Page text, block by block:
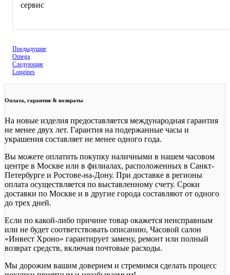
сервис
Предыдущие
Omega
Следующие
Longines
Оплата, гарантия & возвраты
На новые изделия предоставляется международная гарантия
не менее двух лет. Гарантия на подержанные часы и
украшения составляет не менее одного года.
Вы можете оплатить покупку наличными в нашем часовом
центре в Москве или в филиалах, расположенных в Санкт-
Петербурге и Ростове-на-Дону. При доставке в регионы
оплата осуществляется по выставленному счету. Сроки
доставки по Москве и в другие города составляют от одного
до трех дней.
Если по какой-либо причине товар окажется неисправным
или не будет соответствовать описанию, Часовой салон
«Инвест Хроно» гарантирует замену, ремонт или полный
возврат средств, включая почтовые расходы.
Мы дорожим вашим доверием и стремимся сделать процесс